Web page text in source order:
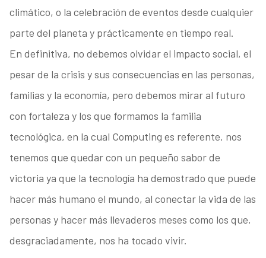
climático, o la celebración de eventos desde cualquier
parte del planeta y prácticamente en tiempo real.
En definitiva, no debemos olvidar el impacto social, el
pesar de la crisis y sus consecuencias en las personas,
familias y la economía, pero debemos mirar al futuro
con fortaleza y los que formamos la familia
tecnológica, en la cual Computing es referente, nos
tenemos que quedar con un pequeño sabor de
victoria ya que la tecnología ha demostrado que puede
hacer más humano el mundo, al conectar la vida de las
personas y hacer más llevaderos meses como los que,
desgraciadamente, nos ha tocado vivir.